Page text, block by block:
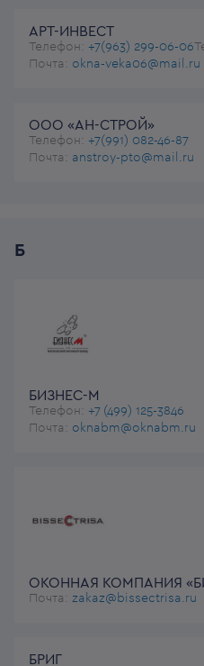
АРТ-ИНВЕСТ
Телефон: +7(963) 299-06-06
Почта: okna-veka06@mail.ru
ООО «АН-СТРОЙ»
Телефон: +7(991) 082-46-87
Почта: anstroy-pto@mail.ru
Б
БИЗНЕС-М
Телефон: +7 (499) 125-3846
Почта: oknabm@oknabm.ru
ОКОННАЯ КОМПАНИЯ
Почта: zakaz@bissectrisa.ru
БРИГ